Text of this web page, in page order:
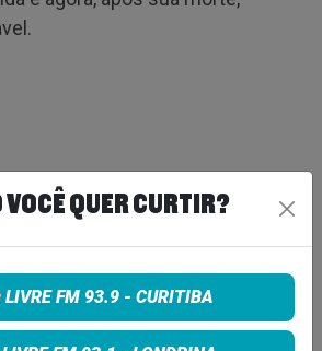
QUER CURTIR?
LIVRE FM 93.9 - CURITIBA